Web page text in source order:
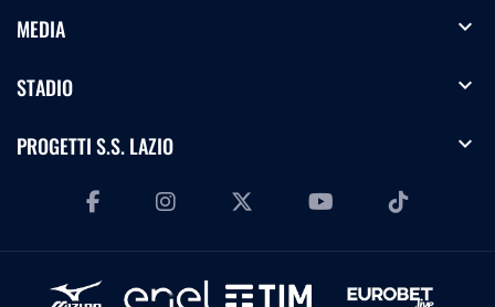
MEDIA expand_more
STADIO expand_more
PROGETTI S.S. LAZIO expand_more